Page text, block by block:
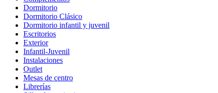
Dormitorio
Dormitorio Clásico
Dormitorio infantil y juvenil
Escritorios
Exterior
Infantil-Juvenil
Instalaciones
Outlet
Mesas de centro
Librerías